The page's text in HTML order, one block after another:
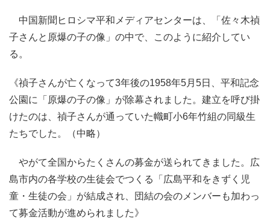
中国新聞ヒロシマ平和メディアセンターは、「佐々木禎
子さんと原爆の子の像」の中で、このように紹介してい
る。
《禎子さんが亡くなって3年後の1958年5月5日、平和記念
公園に「原爆の子の像」が除幕されました。建立を呼び掛
けたのは、禎子さんが通っていた幟町小6年竹組の同級生
たちでした。（中略）
やがて全国からたくさんの募金が送られてきました。広
島市内の各学校の生徒会でつくる「広島平和をきずく児
童・生徒の会」が結成され、団結の会のメンバーも加わっ
て募金活動が進められました》